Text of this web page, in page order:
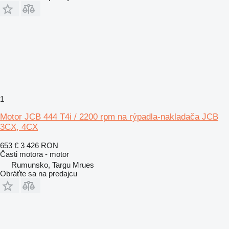
1
Motor JCB 444 T4i / 2200 rpm na rýpadla-nakladača JCB
3CX, 4CX
653 € 3 426 RON
Časti motora - motor
Rumunsko, Targu Mrues
Obráťte sa na predajcu